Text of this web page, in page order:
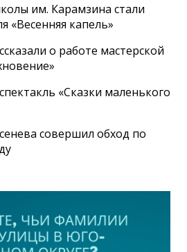
им. Карамзина стали
«Весенняя капель»
о работе мастерской
«Сказки маленького
совершил обход по